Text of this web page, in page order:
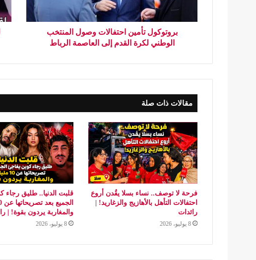
بروتوكول تأمين احتفالات وصول المنتخب
الوطني لكرة القدم إلى العاصمة الرباط
مقالات ذات صلة
فرحة لا توصف.. نساء بسلا يقُدن أروع
احتفالات التأهل بالأهازيج والزغاريد! |
رائدات
8 يوليو، 2026
قلبت الدنيا.. طليق رجاء
والمغاربة يردون بقوة! |
8 يوليو، 2026